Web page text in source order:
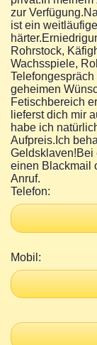
zur
ist ein
Rohrstock,
Wachsspiele,
geheimen
Fetischbereich
lieferst dich mir
habe ich
Aufpreis.Ich
Geldsklaven!Bei
einen Blackmail
Anruf.
Telefon:
Mobil: